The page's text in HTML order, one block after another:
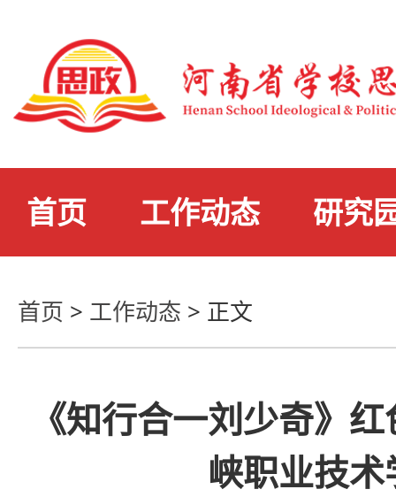
首页 工作动态 研究
首页 > 工作动态 > 正文
《知行合一刘少奇》
峡职业技术